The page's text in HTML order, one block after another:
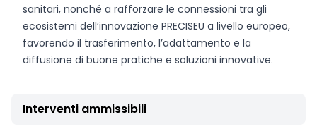
sanitari, nonché a rafforzare le connessioni tra gli
ecosistemi dell’innovazione PRECISEU a livello europeo,
favorendo il trasferimento, l’adattamento e la
diffusione di buone pratiche e soluzioni innovative.
Interventi ammissibili